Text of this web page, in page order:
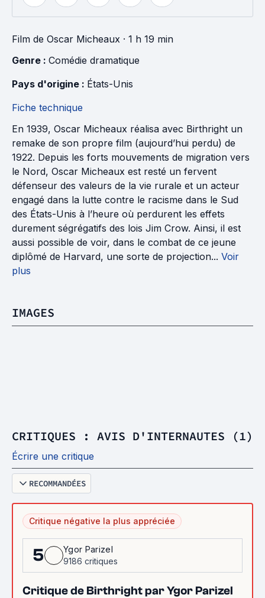
Film de Oscar Micheaux · 1 h 19 min
Genre : Comédie dramatique
Pays d'origine : États-Unis
Fiche technique
En 1939, Oscar Micheaux réalisa avec Birthright un
remake de son propre film (aujourd’hui perdu) de
1922. Depuis les forts mouvements de migration vers
le Nord, Oscar Micheaux est resté un fervent
défenseur des valeurs de la vie rurale et un acteur
engagé dans la lutte contre le racisme dans le Sud
des États-Unis à l’heure où perdurent les effets
durement ségrégatifs des lois Jim Crow. Ainsi, il est
aussi possible de voir, dans le combat de ce jeune
diplômé de Harvard, une sorte de projection... Voir
plus
IMAGES
CRITIQUES : AVIS D'INTERNAUTES (1)
Écrire une critique
RECOMMANDÉES
Critique négative la plus appréciée
5
Ygor Parizel
9186 critiques
Critique de Birthright par Ygor Parizel